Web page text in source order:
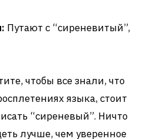
Путают с “сиреневитый”,
чтобы все знали, что
языка, стоит
“сиреневый”. Ничто
лучше, чем уверенное